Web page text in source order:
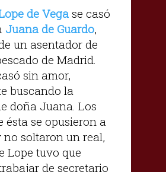
de Vega se casó
Juana de Guardo,
un asentador de
de Madrid.
sin amor,
buscando la
doña Juana. Los
ésta se opusieron a
no soltaron un real,
Lope tuvo que
de secretario